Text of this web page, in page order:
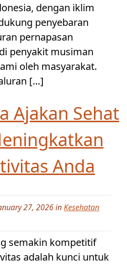
dengan iklim
penyebaran
pernapasan
penyakit musiman
oleh masyarakat.
[…]
Ajakan Sehat
Anda
27, 2026 inKesehatan
semakin kompetitif
adalah kunci untuk